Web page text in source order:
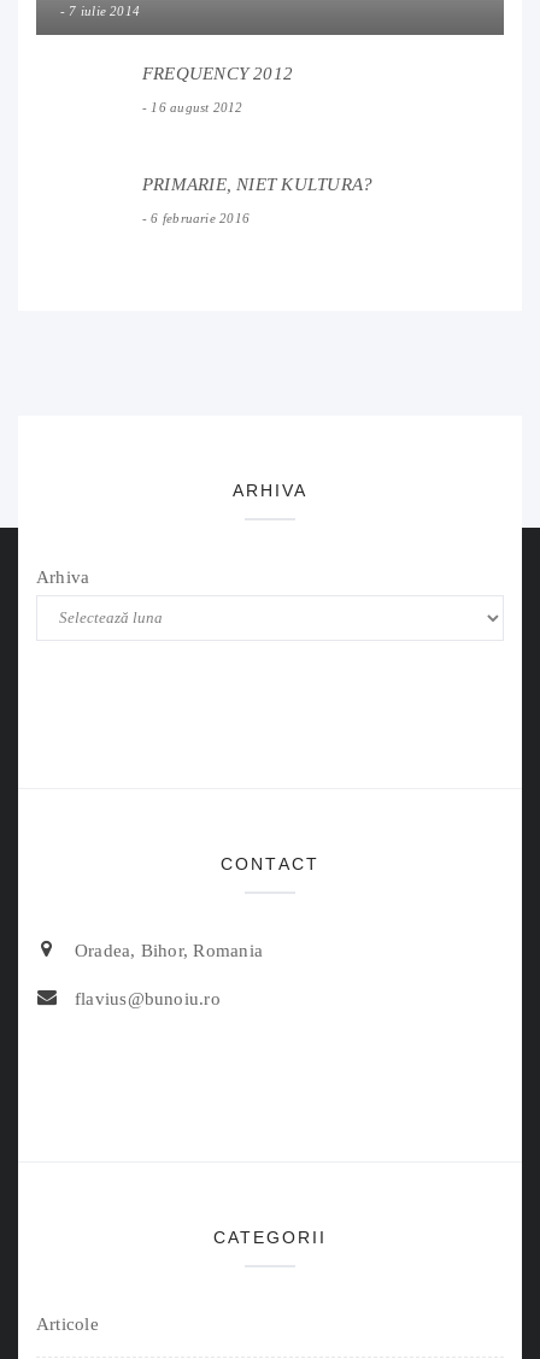
7 iulie 2014
FREQUENCY 2012
16 august 2012
PRIMARIE, NIET KULTURA?
6 februarie 2016
ARHIVA
Arhiva
CONTACT
Oradea, Bihor, Romania
flavius@bunoiu.ro
CATEGORII
Articole